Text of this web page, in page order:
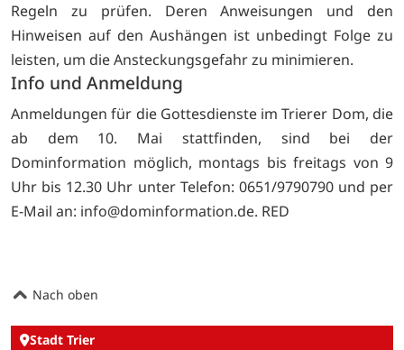
Regeln zu prüfen. Deren Anweisungen und den
Hinweisen auf den Aushängen ist unbedingt Folge zu
leisten, um die Ansteckungsgefahr zu minimieren.
Info und Anmeldung
Anmeldungen für die Gottesdienste im Trierer Dom, die
ab dem 10. Mai stattfinden, sind bei der
Dominformation möglich, montags bis freitags von 9
Uhr bis 12.30 Uhr unter Telefon: 0651/9790790 und per
E-Mail an: info@dominformation.de. RED
Nach oben
Stadt Trier